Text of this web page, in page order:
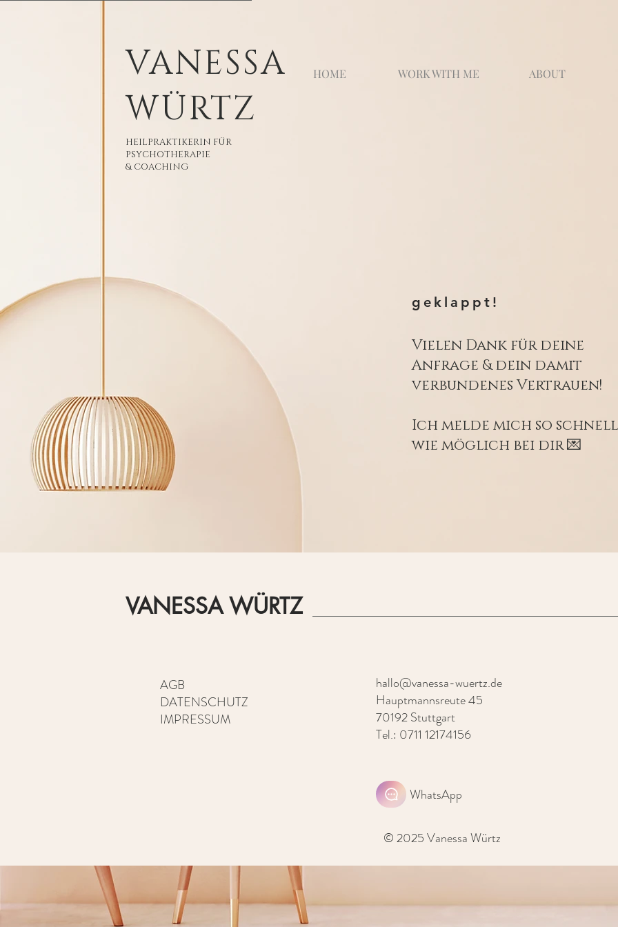
VANESSA
WÜRTZ
HOME WORK WITH ME ABOUT
HEILPRAKTIKERIN FÜR
PSYCHOTHERAPIE
& COACHING
geklappt!
Vielen Dank für deine
Anfrage & dein damit
verbundenes Vertrauen!
Ich melde mich so schnell
wie möglich bei dir 💌
VANESSA WÜRTZ
AGB
DATENSCHUTZ
IMPRESSUM
hallo@vanessa-wuertz.de
Hauptmannsreute 45
70192 Stuttgart
Tel.: 0711 12174156
WhatsApp
© 2025 Vanessa Würtz